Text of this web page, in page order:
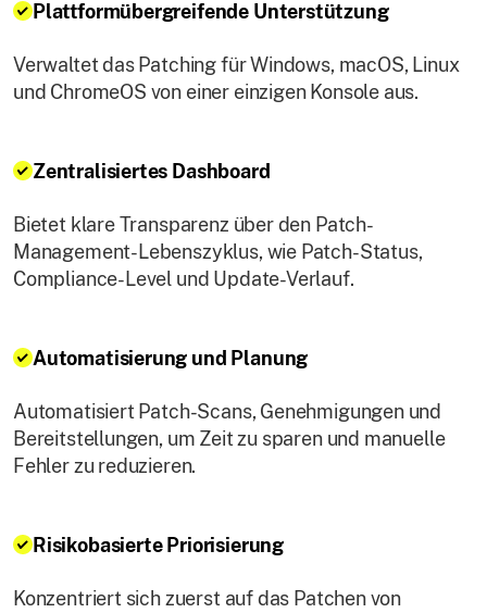
Plattformübergreifende Unterstützung
Verwaltet das Patching für Windows, macOS, Linux
und ChromeOS von einer einzigen Konsole aus.
Zentralisiertes Dashboard
Bietet klare Transparenz über den Patch-
Management-Lebenszyklus, wie Patch-Status,
Compliance-Level und Update-Verlauf.
Automatisierung und Planung
Automatisiert Patch-Scans, Genehmigungen und
Bereitstellungen, um Zeit zu sparen und manuelle
Fehler zu reduzieren.
Risikobasierte Priorisierung
Konzentriert sich zuerst auf das Patchen von